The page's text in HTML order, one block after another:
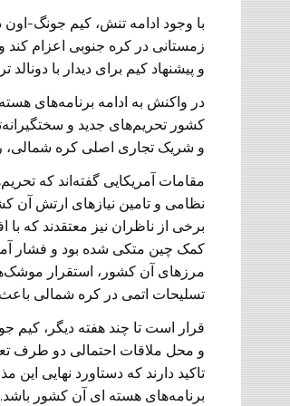
با وجود ادامه تنش، کیم جونگ-
زمستانی در کره جنوبی اعزام
و پیشنهاد کیم برای دیدار با
در واکنش به ادامه برنامه‌های
کشور تحریم‌های جدید و
و شریک تجاری اصلی کره شمالی،
مقامات آمریکایی گفته‌اند که
نظامی و تامین نیازهای ارتش
برخی از ناظران نیز معتقدند که
کمک چین متکی شده بود و فشار
مرزهای آن کشور، استقرار
تسلیحات اتمی در کره شمالی
قرار است تا چند هفته دیگر، کیم
و محل ملاقات احتمالی دو طرف
تاکید دارند که دستاورد نهایی
برنامه‌های هسته ای آن کشور باشد.